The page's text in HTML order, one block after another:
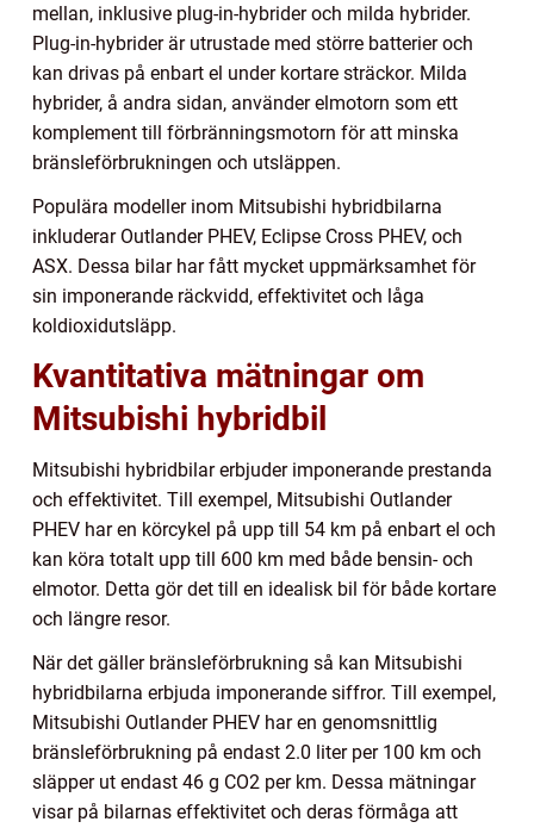
mellan, inklusive plug-in-hybrider och milda hybrider.
Plug-in-hybrider är utrustade med större batterier och
kan drivas på enbart el under kortare sträckor. Milda
hybrider, å andra sidan, använder elmotorn som ett
komplement till förbränningsmotorn för att minska
bränsleförbrukningen och utsläppen.
Populära modeller inom Mitsubishi hybridbilarna
inkluderar Outlander PHEV, Eclipse Cross PHEV, och
ASX. Dessa bilar har fått mycket uppmärksamhet för
sin imponerande räckvidd, effektivitet och låga
koldioxidutsläpp.
Kvantitativa mätningar om
Mitsubishi hybridbil
Mitsubishi hybridbilar erbjuder imponerande prestanda
och effektivitet. Till exempel, Mitsubishi Outlander
PHEV har en körcykel på upp till 54 km på enbart el och
kan köra totalt upp till 600 km med både bensin- och
elmotor. Detta gör det till en idealisk bil för både kortare
och längre resor.
När det gäller bränsleförbrukning så kan Mitsubishi
hybridbilarna erbjuda imponerande siffror. Till exempel,
Mitsubishi Outlander PHEV har en genomsnittlig
bränsleförbrukning på endast 2.0 liter per 100 km och
släpper ut endast 46 g CO2 per km. Dessa mätningar
visar på bilarnas effektivitet och deras förmåga att